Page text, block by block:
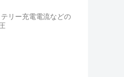
リー充電電流などの